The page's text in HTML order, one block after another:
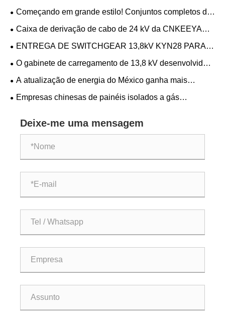
Começando em grande estilo! Conjuntos completos de
gabinete subterrâneo da CNKEEYA Electric enviados
para o projeto de data center de Ohio nos EUA
Caixa de derivação de cabo de 24 kV da CNKEEYA
entra em operação no México, reforçando a rede elétrica
ENTREGA DE SWITCHGEAR 13,8kV KYN28 PARA
PROJETO DE CENTRO DE DADOS AMERICANO
O gabinete de carregamento de 13,8 kV desenvolvido
pela CNKEEYA foi instalado com sucesso no data center
A atualização de energia do México ganha mais
impulso chinês - Unidades principais do anel CNKEEYA
garantem pedido de repetição para projeto importante
Empresas chinesas de painéis isolados a gás
da Turquia, produtos multiunidades impulsionam
atualização da rede
Deixe-me uma mensagem